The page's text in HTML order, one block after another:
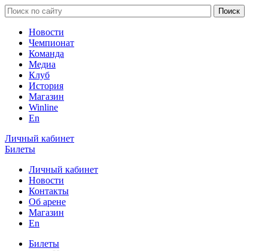
Новости
Чемпионат
Команда
Медиа
Клуб
История
Магазин
Winline
En
Личный кабинет
Билеты
Личный кабинет
Новости
Контакты
Об арене
Магазин
En
Билеты